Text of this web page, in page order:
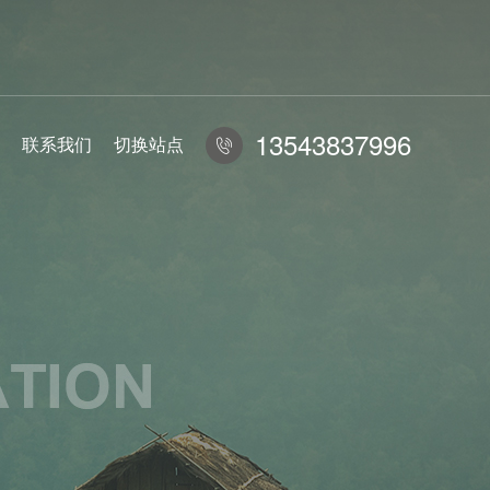
联系我们 切换站点  13543837996